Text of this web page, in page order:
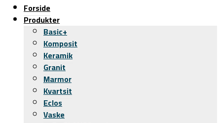
Forside
Produkter
Basic+
Komposit
Keramik
Granit
Marmor
Kvartsit
Eclos
Vaske